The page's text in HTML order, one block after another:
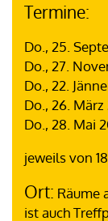
Termine:
Do., 25.
Do., 27.
Do., 22.
Do., 26.
Do., 28. Mai
jeweils von
Ort: Räume
ist auch